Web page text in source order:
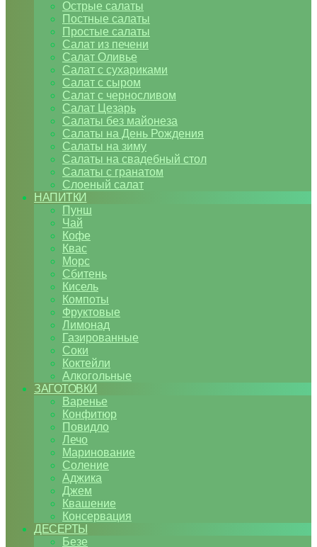
Острые салаты
Постные салаты
Простые салаты
Салат из печени
Салат Оливье
Салат с сухариками
Салат с сыром
Салат с черносливом
Салат Цезарь
Салаты без майонеза
Салаты на День Рождения
Салаты на зиму
Салаты на свадебный стол
Салаты с гранатом
Слоеный салат
НАПИТКИ
Пунш
Чай
Кофе
Квас
Морс
Сбитень
Кисель
Компоты
Фруктовые
Лимонад
Газированные
Соки
Коктейли
Алкогольные
ЗАГОТОВКИ
Варенье
Конфитюр
Повидло
Лечо
Маринование
Соление
Аджика
Джем
Квашение
Консервация
ДЕСЕРТЫ
Безе